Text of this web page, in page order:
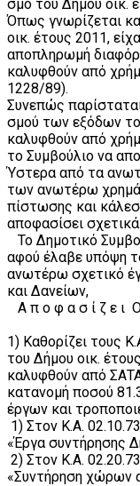
σμό του Δήμου οικ.
Όπως γνωρίζεται
οικ. έτους 2011,
αποπληρωμή
καλυφθούν από
1228/89).
Συνεπώς
σμού των εξόδων
καλυφθούν από
το Συμβούλιο να
Ύστερα από τα
των ανωτέρω
πίστωσης και
αποφασίσει σχετικά.
Το Δημοτικό
αφού έλαβε υπόψη
ανωτέρω σχετικό
και Δανείων,
Α π ο φ α σ ί ζ ε ι
1) Καθορίζει τους
του Δήμου οικ.
καλυφθούν από
κατανομή ποσού
έργων και
1) Στον Κ.Α.
«Έργα συντήρησης
2) Στον Κ.Α.
«Συντήρηση χώρων